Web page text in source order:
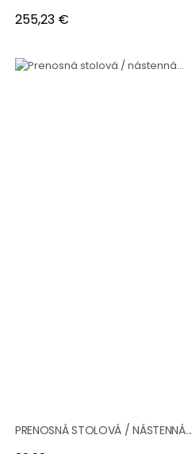
Cena
255,23 €
PRENOSNÁ STOLOVÁ / NÁSTENNÁ...